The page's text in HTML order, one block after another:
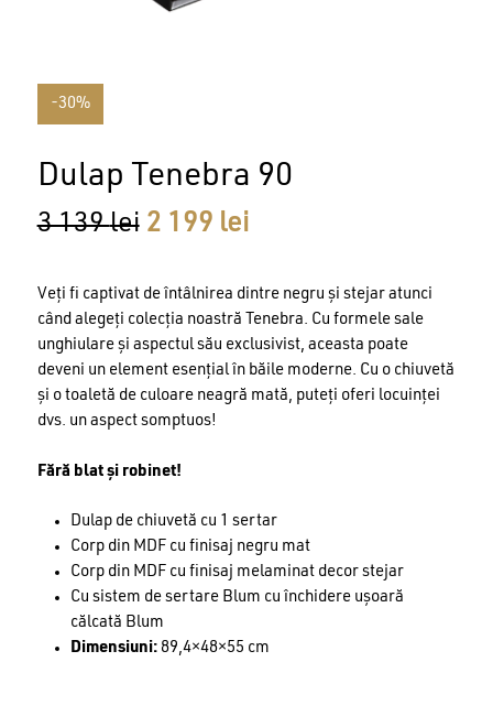
-30%
Dulap Tenebra 90
3 139lei Prețul
a
fost:
3
139 lei.
2 199 leiPrețul
este:
2
199 lei.
Veți fi captivat de întâlnirea dintre negru și stejar atunci
când alegeți colecția noastră Tenebra. Cu formele sale
unghiulare și aspectul său exclusivist, aceasta poate
deveni un element esențial în băile moderne. Cu o chiuvetă
și o toaletă de culoare neagră mată, puteți oferi locuinței
dvs. un aspect somptuos!
Fără blat și robinet!
Dulap de chiuvetă cu 1 sertar
Corp din MDF cu finisaj negru mat
Corp din MDF cu finisaj melaminat decor stejar
Cu sistem de sertare Blum cu închidere ușoară
călcată Blum
Dimensiuni:89,4×48×55 cm